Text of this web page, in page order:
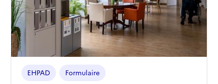
EHPAD Formulaire